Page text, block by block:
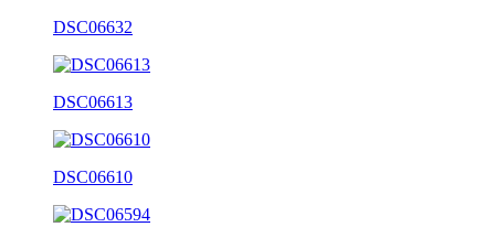
DSC06632
DSC06613
DSC06610